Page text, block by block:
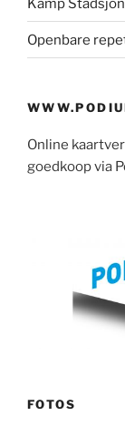
Kamp
Openbare
Online
goedkoop via
FOTOS